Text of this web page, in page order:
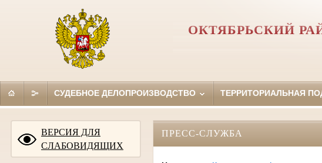
ОКТЯБРЬСКИЙ
СУДЕБНОЕ ДЕЛОПРОИЗВОДСТВО ТЕРРИТОРИАЛЬНАЯ
ВЕРСИЯ ДЛЯ
СЛАБОВИДЯЩИХ
ПРЕСС-СЛУЖБА